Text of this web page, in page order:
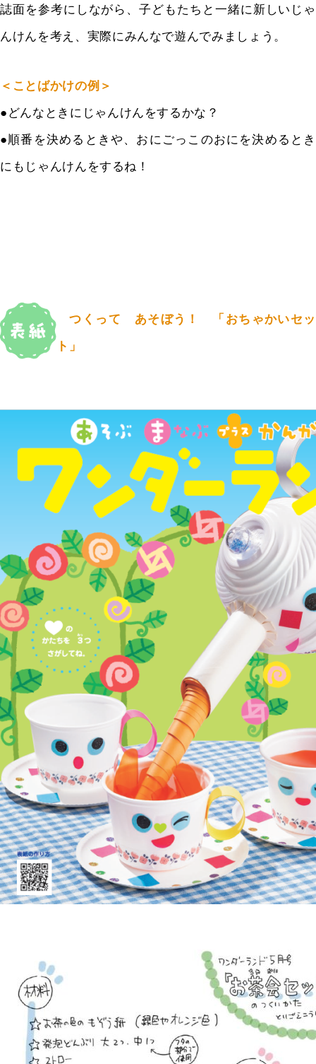
誌面を参考にしながら、子どもたちと一緒に新しいじゃ
んけんを考え、 実際にみんなで遊んでみましょう。
＜ことばかけの例＞
● どんなときにじゃんけんをするかな？
●順番を決めるときや、おにごっこのおにを決めるとき
にもじゃんけんをするね！
つくって あそぼう！ 「おちゃかいセッ
ト」